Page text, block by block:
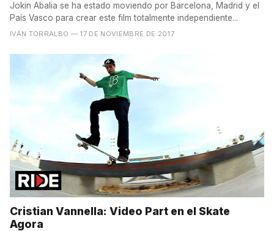
Jokin Abalia se ha estado moviendo por Barcelona, Madrid y el
País Vasco para crear este film totalmente independiente...
IVÁN TORRALBO — 17 DE NOVIEMBRE DE 2017
Cristian Vannella: Video Part en el Skate
Agora